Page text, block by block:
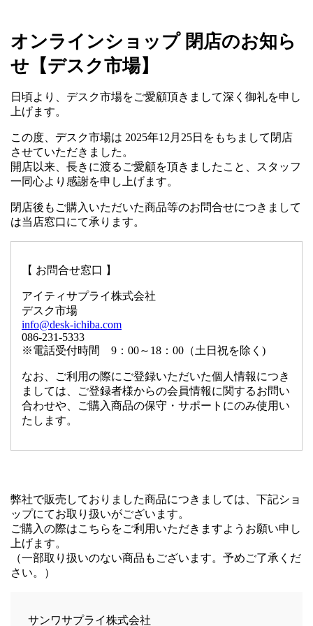
オンラインショップ 閉店のお知ら
せ【デスク市場】
日頃より、デスク市場をご愛顧頂きまして深く御礼を申し
上げます。
この度、デスク市場は 2025年12月25日をもちまして閉店
させていただきました。
開店以来、長きに渡るご愛顧を頂きましたこと、スタッフ
一同心より感謝を申し上げます。
閉店後もご購入いただいた商品等のお問合せにつきまして
は当店窓口にて承ります。
【 お問合せ窓口 】
アイティサプライ株式会社
デスク市場
info@desk-ichiba.com
086-231-5333
※電話受付時間 9：00～18：00（土日祝を除く)
なお、ご利用の際にご登録いただいた個人情報につき
ましては、ご登録者様からの会員情報に関するお問い
合わせや、ご購入商品の保守・サポートにのみ使用い
たします。
弊社で販売しておりました商品につきましては、下記ショ
ップにてお取り扱いがございます。
ご購入の際はこちらをご利用いただきますようお願い申し
上げます。
（一部取り扱いのない商品もございます。予めご了承くだ
さい。）
サンワサプライ株式会社